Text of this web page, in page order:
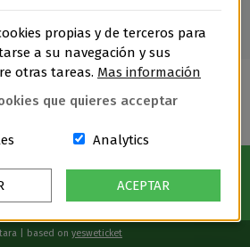
| based on yesweticket
propias y de terceros para
a su navegación y sus
otras tareas. Mas información
que quieres acceptar
Estas cookies són essenciales para
AnalyticsCookies related
ACEPTAR